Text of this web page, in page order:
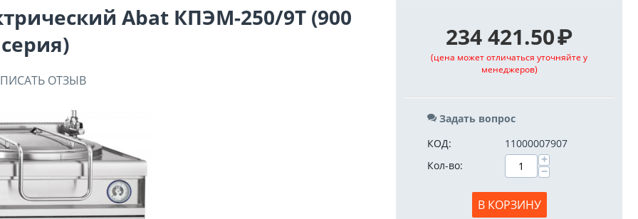
Abat КПЭМ-250/9Т (900
серия)
ОТЗЫВ
234 421.50₽
(цена может отличаться уточняйте у
менеджеров)
Задать вопрос
КОД:
11000007907
Кол-во:
+
−
В КОРЗИНУ